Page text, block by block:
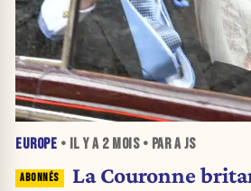
EUROPE • IL Y A 2 MOIS• PAR A JS
La Couronne